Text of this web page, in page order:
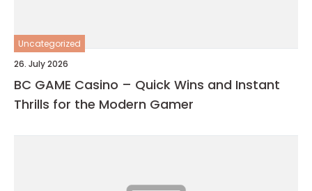
Uncategorized
26. July 2026
BC GAME Casino – Quick Wins and Instant
Thrills for the Modern Gamer